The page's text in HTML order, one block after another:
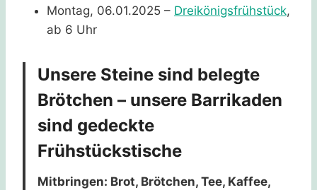
Montag, 06.01.2025 – Dreikönigsfrühstück,
ab 6 Uhr
Unsere Steine sind belegte
Brötchen – unsere Barrikaden
sind gedeckte
Frühstückstische
Mitbringen: Brot, Brötchen, Tee, Kaffee,